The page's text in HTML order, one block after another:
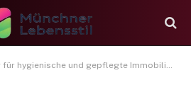
hygienische und gepflegte Immobilien